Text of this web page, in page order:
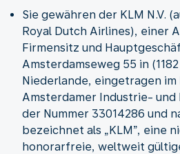
Sie gewähren der KLM N.V.
Royal Dutch Airlines), einer
Firmensitz und
Amsterdamseweg 55 in
Niederlande, eingetragen
Amsterdamer Industrie- und
der Nummer 33014286 und
bezeichnet als „KLM”, eine
honorarfreie, weltweit